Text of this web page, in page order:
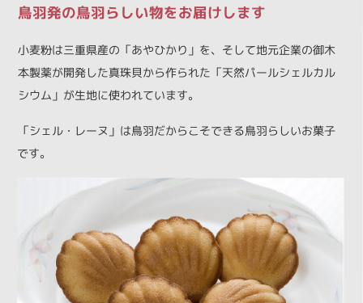
鳥羽発の鳥羽らしい物をお届けします
小麦粉は三重県産の「あやひかり」を、そして地元企業の御木
本製薬が開発した真珠貝から作られた「天然パールシェルカル
シウム」が生地に使われています。
「シェル・レーヌ」は鳥羽だからこそできる鳥羽らしいお菓子
です。